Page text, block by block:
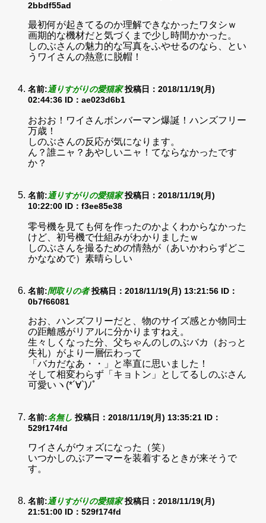
2bbdf55ad
最初何が起きてるのか理解できなかったワタシｗ
画期的な機材だと気づくまで少し時間かかった。
しのぶさんの魅力的な写真をふやせるのなら、とい
うワイさんの熱意に脱帽！
名前:通りすがりの愛猫家 投稿日：2018/11/19(月)
02:44:36 ID：ae023d6b1
おおお！ワイさんボンバーマン爆誕！ハンズフリー
万歳！
しのぶさんの反応が気になります。
ん？誰ニャ？あやしいニャ！てならなかったです
か？
名前:通りすがりの愛猫家 投稿日：2018/11/19(月)
10:22:00 ID：f3ee85e38
零号機を見ても何を作ったのかよくわからなかった
けど、初号機で仕組みがわかりましたｗ
しのぶさんを撮るための情熱が（あいかわらずどこ
かななめで）素晴らしい
名前:間取りの者 投稿日：2018/11/19(月) 13:21:56 ID：
0b7f66081
おお、ハンズフリーだと、物のサイズ感とか物同士
の距離感がリアルに分かりますねえ。
生々しくなった分、父ちゃんのしのぶバカ（おっと
失礼）がより一層伝わって
「バカだなあ・・」と率直に思いました！
そして相変わらず「キョトン」としてるしのぶさん
可愛いヽ(*´∀`)ﾉﾟ
名前:名無し 投稿日：2018/11/19(月) 13:35:21 ID：
529f174fd
ワイさんがウォズになった（笑）
いつかしのぶアーマーを装着するときが来そうで
す。
名前:通りすがりの愛猫家 投稿日：2018/11/19(月)
21:51:00 ID：529f174fd